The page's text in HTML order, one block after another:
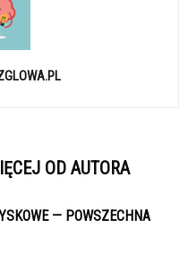
OD AUTORA
— POWSZECHNA